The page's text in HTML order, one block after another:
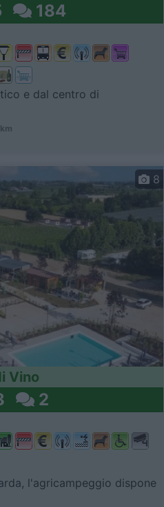
184
e dal centro di
8
Vino
2
l'agricampeggio dispone